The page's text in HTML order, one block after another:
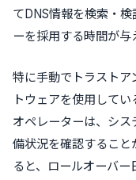
てDNS情報を検索・
ーを採用する時間が与
特に手動でトラストア
トウェアを使用して
オペレーターは、シ
備状況を確認すること
ると、ロールオーバ